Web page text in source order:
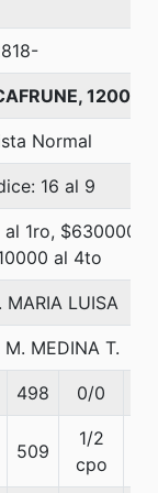
1200
Normal
16 al 9
al 1ro, $630000
al 4to
MARIA LUISA
M. MEDINA T.
498 0/0
509
1/2
cpo